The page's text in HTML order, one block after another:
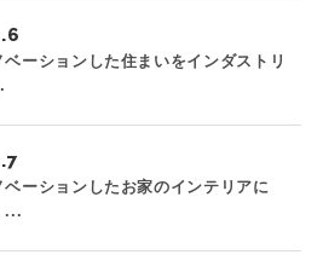
ベーションした住まいをインダストリ
ベーションしたお家のインテリアに
...